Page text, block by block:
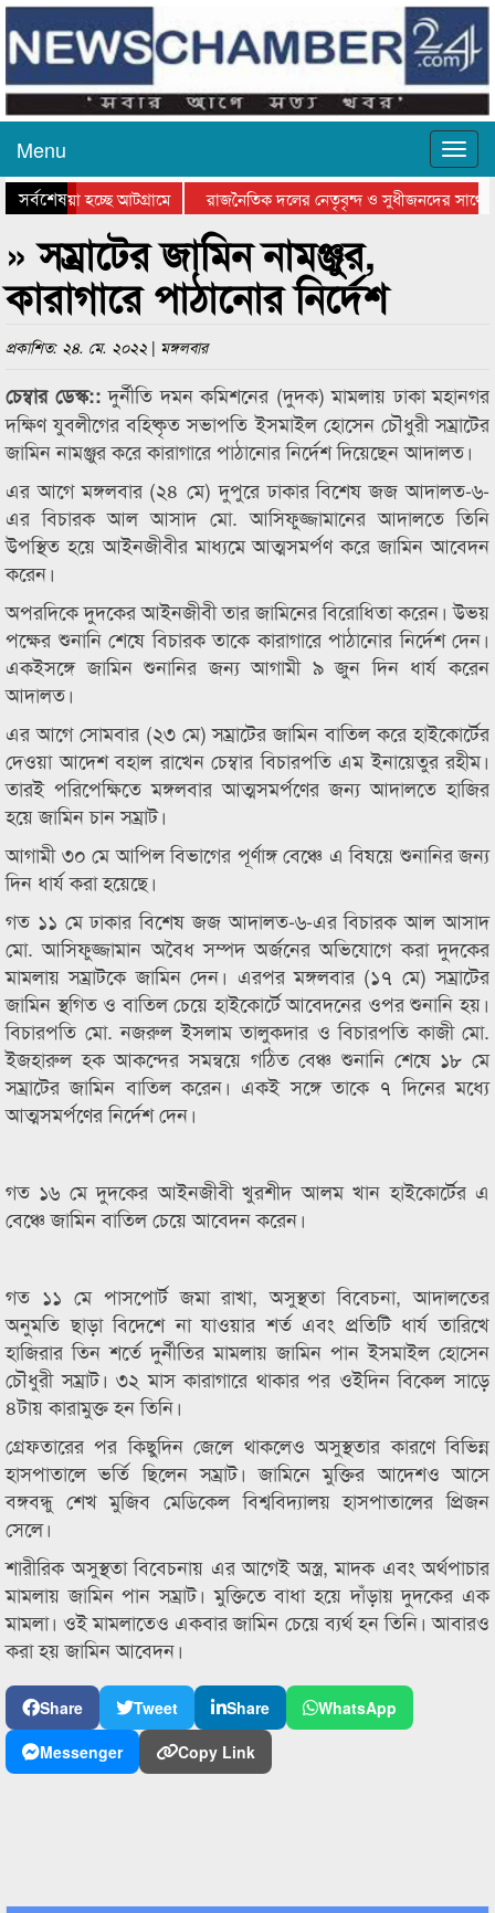
Menu
সর্বশেষ
যাওয়া হচ্ছে আটগ্রামে
রাজনৈতিক দলের নেতৃবৃন্দ ও সুধীজনদের সাথে
পুরস্কার বিতরণ সম্পন্ন
সিলেটে বাংলাদেশ গ্রুপ থিয়েটার ফেডারেশানের
» সম্রাটের জামিন নামঞ্জুর,
কারাগারে পাঠানোর নির্দেশ
প্রকাশিত: ২৪. মে. ২০২২ | মঙ্গলবার
চেম্বার ডেস্ক::দুর্নীতি দমন কমিশনের (দুদক) মামলায় ঢাকা মহানগর
দক্ষিণ যুবলীগের বহিষ্কৃত সভাপতি ইসমাইল হোসেন চৌধুরী সম্রাটের
জামিন নামঞ্জুর করে কারাগারে পাঠানোর নির্দেশ দিয়েছেন আদালত।
এর আগে মঙ্গলবার (২৪ মে) দুপুরে ঢাকার বিশেষ জজ আদালত-৬-
এর বিচারক আল আসাদ মো. আসিফুজ্জামানের আদালতে তিনি
উপস্থিত হয়ে আইনজীবীর মাধ্যমে আত্মসমর্পণ করে জামিন আবেদন
করেন।
অপরদিকে দুদকের আইনজীবী তার জামিনের বিরোধিতা করেন। উভয়
পক্ষের শুনানি শেষে বিচারক তাকে কারাগারে পাঠানোর নির্দেশ দেন।
একইসঙ্গে জামিন শুনানির জন্য আগামী ৯ জুন দিন ধার্য করেন
আদালত।
এর আগে সোমবার (২৩ মে) সম্রাটের জামিন বাতিল করে হাইকোর্টের
দেওয়া আদেশ বহাল রাখেন চেম্বার বিচারপতি এম ইনায়েতুর রহীম।
তারই পরিপেক্ষিতে মঙ্গলবার আত্মসমর্পণের জন্য আদালতে হাজির
হয়ে জামিন চান সম্রাট।
আগামী ৩০ মে আপিল বিভাগের পূর্ণাঙ্গ বেঞ্চে এ বিষয়ে শুনানির জন্য
দিন ধার্য করা হয়েছে।
গত ১১ মে ঢাকার বিশেষ জজ আদালত-৬-এর বিচারক আল আসাদ
মো. আসিফুজ্জামান অবৈধ সম্পদ অর্জনের অভিযোগে করা দুদকের
মামলায় সম্রাটকে জামিন দেন। এরপর মঙ্গলবার (১৭ মে) সম্রাটের
জামিন স্থগিত ও বাতিল চেয়ে হাইকোর্টে আবেদনের ওপর শুনানি হয়।
বিচারপতি মো. নজরুল ইসলাম তালুকদার ও বিচারপতি কাজী মো.
ইজহারুল হক আকন্দের সমন্বয়ে গঠিত বেঞ্চ শুনানি শেষে ১৮ মে
সম্রাটের জামিন বাতিল করেন। একই সঙ্গে তাকে ৭ দিনের মধ্যে
আত্মসমর্পণের নির্দেশ দেন।
গত ১৬ মে দুদকের আইনজীবী খুরশীদ আলম খান হাইকোর্টের এ
বেঞ্চে জামিন বাতিল চেয়ে আবেদন করেন।
গত ১১ মে পাসপোর্ট জমা রাখা, অসুস্থতা বিবেচনা, আদালতের
অনুমতি ছাড়া বিদেশে না যাওয়ার শর্ত এবং প্রতিটি ধার্য তারিখে
হাজিরার তিন শর্তে দুর্নীতির মামলায় জামিন পান ইসমাইল হোসেন
চৌধুরী সম্রাট। ৩২ মাস কারাগারে থাকার পর ওইদিন বিকেল সাড়ে
৪টায় কারামুক্ত হন তিনি।
গ্রেফতারের পর কিছুদিন জেলে থাকলেও অসুস্থতার কারণে বিভিন্ন
হাসপাতালে ভর্তি ছিলেন সম্রাট। জামিনে মুক্তির আদেশও আসে
বঙ্গবন্ধু শেখ মুজিব মেডিকেল বিশ্ববিদ্যালয় হাসপাতালের প্রিজন
সেলে।
শারীরিক অসুস্থতা বিবেচনায় এর আগেই অস্ত্র, মাদক এবং অর্থপাচার
মামলায় জামিন পান সম্রাট। মুক্তিতে বাধা হয়ে দাঁড়ায় দুদকের এক
মামলা। ওই মামলাতেও একবার জামিন চেয়ে ব্যর্থ হন তিনি। আবারও
করা হয় জামিন আবেদন।
Share Tweet Share
WhatsApp
Messenger
Copy Link